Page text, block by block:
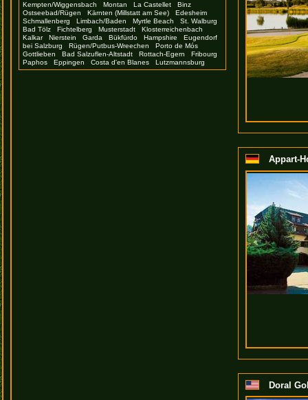
Kempten/Wiggensbach Montan La Castellet
Binz
Ostseebad/Rügen
Kärnten (Millstatt am See)
Edesheim
Schmallenberg
Limbach/Baden Myrtle Beach
St. Walburg
Bad Tölz
Fichtelberg Musterstadt
Klosterreichenbach
Kalkar
Nierstein Garda Bükfürdo Hampshire
Eugendorf
bei Salzburg
Rügen/Putbus-Wreechen
Porto de Mós
Gottlieben
Bad Salzuflen-Altstadt Rottach-Egern
Fribourg
Paphos
Eppingen Costa d'en Blanes Lutzmannsburg
Appart-
Doral